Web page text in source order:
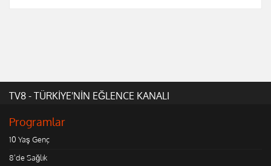
TV8 - TÜRKİYE'NİN EĞLENCE KANALI
Programlar
10 Yaş Genç
8'de Sağlık